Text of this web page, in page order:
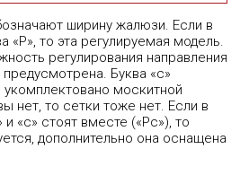
ширину жалюзи. Если в
«Р», то эта регулируемая модель.
регулирования направления
Буква «с»
укомплектовано москитной
нет, то сетки тоже нет. Если в
«с» стоят вместе («Рс»), то
дополнительно она оснащена